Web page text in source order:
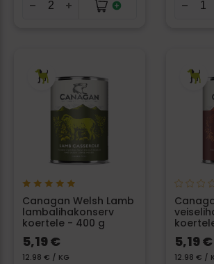
Canagan Welsh Lamb
lambalihakonserv
koertele - 400 g
5,19 €
12.98 € / KG
5,19 €
12.98 € /